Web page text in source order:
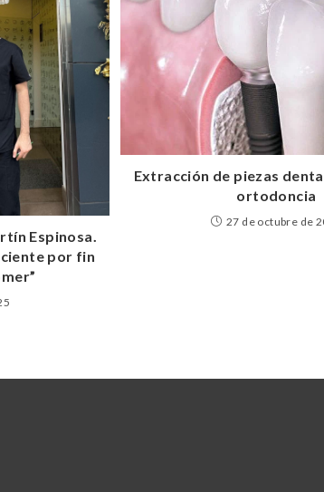
Espinosa.
por fin
Extracción de piezas
ortodoncia
27 de octubre de